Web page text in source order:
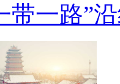
带一路”